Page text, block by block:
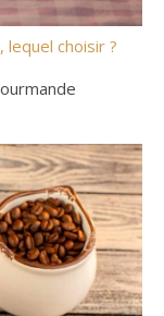
lequel choisir ?